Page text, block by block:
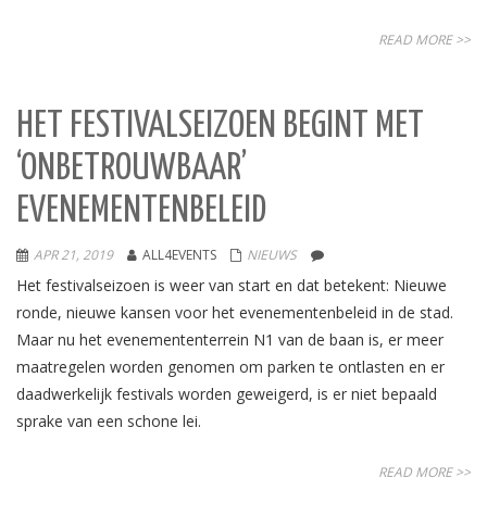
READ MORE >>
HET FESTIVALSEIZOEN BEGINT MET
‘ONBETROUWBAAR’
EVENEMENTENBELEID
APR 21, 2019 ALL4EVENTS NIEUWS
Het festivalseizoen is weer van start en dat betekent: Nieuwe
ronde, nieuwe kansen voor het evenementenbeleid in de stad.
Maar nu het evenemententerrein N1 van de baan is, er meer
maatregelen worden genomen om parken te ontlasten en er
daadwerkelijk festivals worden geweigerd, is er niet bepaald
sprake van een schone lei.
READ MORE >>